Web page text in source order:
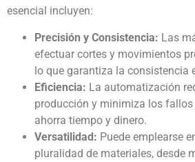
esencial incluyen:
Precisión y Consistencia: Las
efectuar cortes y movimientos
lo que garantiza la consistencia
Eficiencia: La automatización
producción y minimiza los
ahorra tiempo y dinero.
Versatilidad: Puede emplearse
pluralidad de materiales, desde